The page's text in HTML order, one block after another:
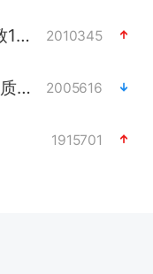
四川宜宾市高县4.9级地震致1人死亡 2010345
名创优品回应女子吐槽内裤质量差 2005616
1915701